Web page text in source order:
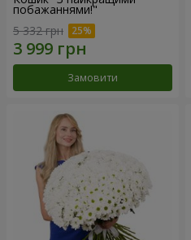
побажаннями!"
5 332 грн
Замовити